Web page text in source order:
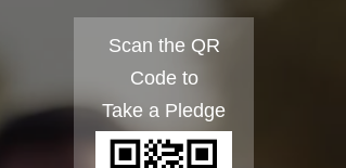
Scan the QR
Code to
Take a Pledge